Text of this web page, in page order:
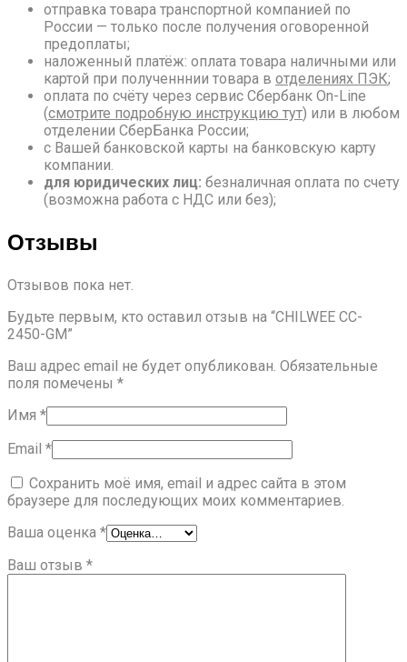
отправка товара транспортной компанией по
России — только после получения оговоренной
предоплаты;
наложенный платёж: оплата товара наличными или
картой при полученннии товара в отделениях ПЭК;
оплата по счёту через сервис Сбербанк On-Line
(смотрите подробную инструкцию тут) или в любом
отделении СберБанка России;
с Вашей банковской карты на банковскую карту
компании.
для юридических лиц: безналичная оплата по счету
(возможна работа с НДС или без);
Отзывы
Отзывов пока нет.
Будьте первым, кто оставил отзыв на “CHILWEE CC-
2450-GM”
Ваш адрес email не будет опубликован. Обязательные
поля помечены *
Имя *
Email *
Сохранить моё имя, email и адрес сайта в этом
браузере для последующих моих комментариев.
Ваша оценка *
Ваш отзыв *